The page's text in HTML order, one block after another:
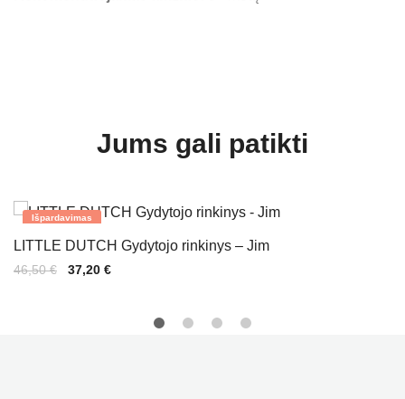
Jums gali patikti
Išpardavimas
LITTLE DUTCH Gydytojo rinkinys – Jim
46,50€
Original
37,20 €Current